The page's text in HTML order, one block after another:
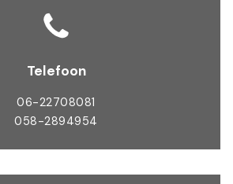
Telefoon
06-22708081
058-2894954